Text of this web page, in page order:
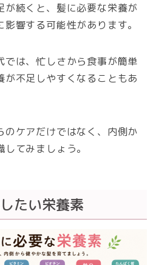
が続くと、髪に必要な栄養が
響する可能性があります。
では、忙しさから食事が簡単
が不足しやすくなることもあ
のケアだけではなく、内側か
てみましょう。
たい栄養素